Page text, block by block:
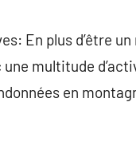
En plus d’être
multitude
en